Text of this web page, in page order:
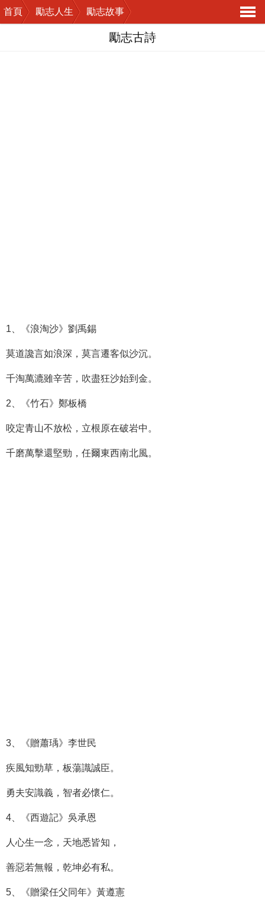
首頁 勵志人生
勵志故事
導
勵志古詩
1、《浪淘沙》劉禹錫
莫道讒言如浪深，莫言遷客似沙沉。
千淘萬漉雖辛苦，吹盡狂沙始到金。
2、《竹石》鄭板橋
咬定青山不放松，立根原在破岩中。
千磨萬擊還堅勁，任爾東西南北風。
3、《贈蕭瑀》李世民
疾風知勁草，板蕩識誠臣。
勇夫安識義，智者必懷仁。
4、《西遊記》吳承恩
人心生一念，天地悉皆知，
善惡若無報，乾坤必有私。
5、《贈梁任父同年》黃遵憲